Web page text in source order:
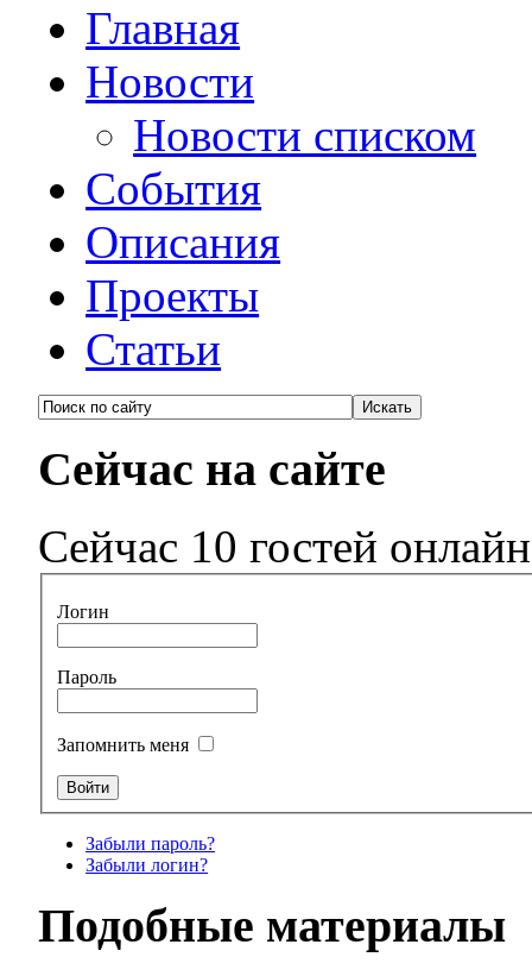
Главная
Новости
Новости списком
События
Описания
Проекты
Статьи
Сейчас на сайте
Сейчас 10 гостей онлайн
Логин
Пароль
Запомнить меня
Забыли пароль?
Забыли логин?
Подобные материалы